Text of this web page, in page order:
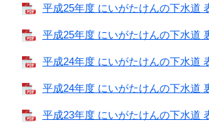
平成25年度 にいがたけんの下水道
平成25年度 にいがたけんの下水道
平成24年度 にいがたけんの下水道
平成24年度 にいがたけんの下水道
平成23年度 にいがたけんの下水道